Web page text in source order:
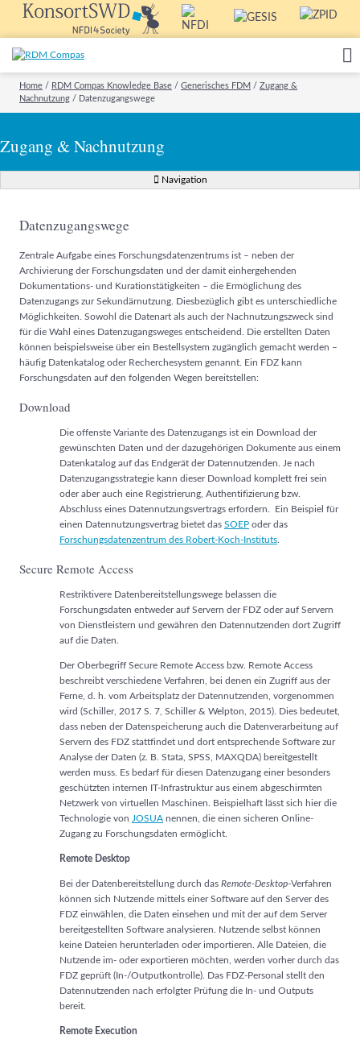
Home / RDM Compas Knowledge Base / Generisches FDM / Zugang &
Nachnutzung / Datenzugangswege
Zugang & Nachnutzung
Navigation
Datenzugangswege
Zentrale Aufgabe eines Forschungsdatenzentrums ist – neben der
Archivierung der Forschungsdaten und der damit einhergehenden
Dokumentations- und Kurationstätigkeiten – die Ermöglichung des
Datenzugangs zur Sekundärnutzung. Diesbezüglich gibt es unterschiedliche
Möglichkeiten. Sowohl die Datenart als auch der Nachnutzungszweck sind
für die Wahl eines Datenzugangsweges entscheidend. Die erstellten Daten
können beispielsweise über ein Bestellsystem zugänglich gemacht werden –
häufig Datenkatalog oder Recherchesystem genannt. Ein FDZ kann
Forschungsdaten auf den folgenden Wegen bereitstellen:
Download
Die offenste Variante des Datenzugangs ist ein Download der
gewünschten Daten und der dazugehörigen Dokumente aus einem
Datenkatalog auf das Endgerät der Datennutzenden. Je nach
Datenzugangsstrategie kann dieser Download komplett frei sein
oder aber auch eine Registrierung, Authentifizierung bzw.
Abschluss eines Datennutzungsvertrags erfordern. Ein Beispiel für
einen Datennutzungsvertrag bietet das SOEP oder das
Forschungsdatenzentrum des Robert-Koch-Instituts
Secure Remote Access
Restriktivere Datenbereitstellungswege belassen die
Forschungsdaten entweder auf Servern der FDZ oder auf Servern
von Dienstleistern und gewähren den Datennutzenden dort Zugriff
auf die Daten.
Der Oberbegriff Secure Remote Access bzw. Remote Access
beschreibt verschiedene Verfahren, bei denen ein Zugriff aus der
Ferne, d. h. vom Arbeitsplatz der Datennutzenden, vorgenommen
wird (Schiller, 2017 S. 7, Schiller & Welpton, 2015). Dies bedeutet,
dass neben der Datenspeicherung auch die Datenverarbeitung auf
Servern des FDZ stattfindet und dort entsprechende Software zur
Analyse der Daten (z. B. Stata, SPSS, MAXQDA) bereitgestellt
werden muss. Es bedarf für diesen Datenzugang einer besonders
geschützten internen IT-Infrastruktur aus einem abgeschirmten
Netzwerk von virtuellen Maschinen. Beispielhaft lässt sich hier die
Technologie von JOSUA nennen, die einen sicheren Online-
Zugang zu Forschungsdaten ermöglicht.
Remote Desktop
Bei der Datenbereitstellung durch das Remote-Desktop-Verfahren
können sich Nutzende mittels einer Software auf den Server des
FDZ einwählen, die Daten einsehen und mit der auf dem Server
bereitgestellten Software analysieren. Nutzende selbst können
keine Dateien herunterladen oder importieren. Alle Dateien, die
Nutzende im- oder exportieren möchten, werden vorher durch das
FDZ geprüft (In-/Outputkontrolle). Das FDZ-Personal stellt den
Datennutzenden nach erfolgter Prüfung die In- und Outputs
bereit.
Remote Execution